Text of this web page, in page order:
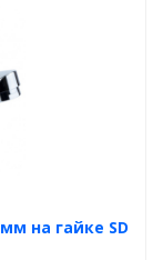
на гайке SD